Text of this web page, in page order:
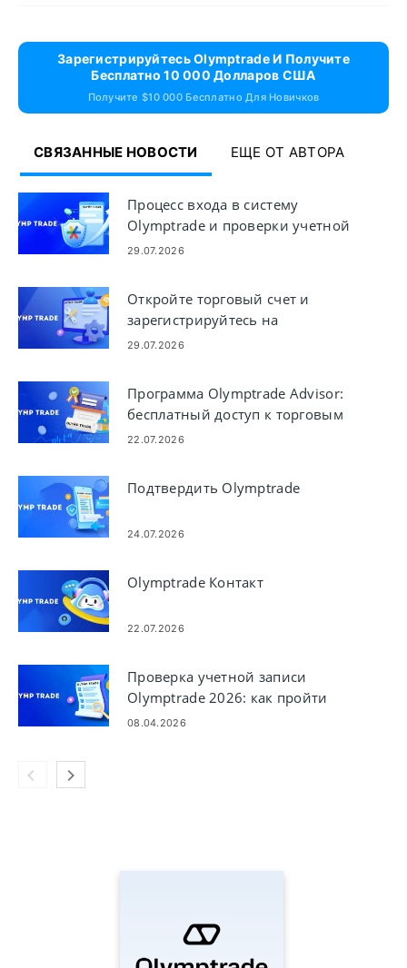
Зарегистрируйтесь Olymptrade И Получите
Бесплатно 10 000 Долларов США
Получите $10 000 Бесплатно Для Новичков
СВЯЗАННЫЕ НОВОСТИ ЕЩЕ ОТ АВТОРА
Процесс входа в систему
Olymptrade и проверки учетной
записи
29.07.2026
Откройте торговый счет и
зарегистрируйтесь на
Olymptrade
29.07.2026
Программа Olymptrade Advisor:
бесплатный доступ к торговым
сигналам
22.07.2026
Подтвердить Olymptrade
24.07.2026
Olymptrade Контакт
22.07.2026
Проверка учетной записи
Olymptrade 2026: как пройти
KYC шаг за шагом
08.04.2026